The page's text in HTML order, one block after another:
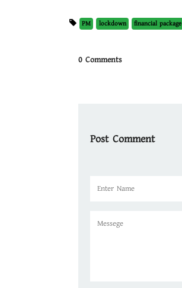
PM lockdown financial package
0 Comments
Post Comment